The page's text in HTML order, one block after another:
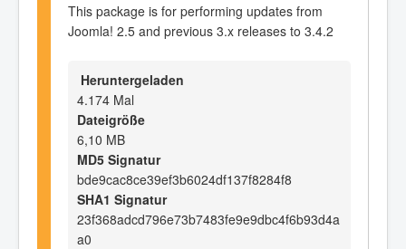
This package is for performing updates from
Joomla! 2.5 and previous 3.x releases to 3.4.2
Heruntergeladen
4.174 Mal
Dateigröße
6,10 MB
MD5 Signatur
bde9cac8ce39ef3b6024df137f8284f8
SHA1 Signatur
23f368adcd796e73b7483fe9e9dbc4f6b93d4a
a0